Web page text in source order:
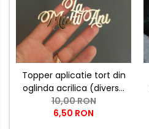
Topper aplicatie tort din
oglinda acrilica (diverse
modele) - PRODUSUL
LUNII
10,00 RON
6,50 RON